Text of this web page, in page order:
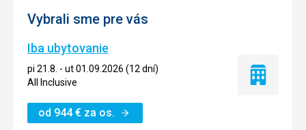
Vybrali sme pre vás
Iba ubytovanie
pi 21.8. - ut 01.09.2026 (12 dní)
All Inclusive
od 944€ za os.
Iba